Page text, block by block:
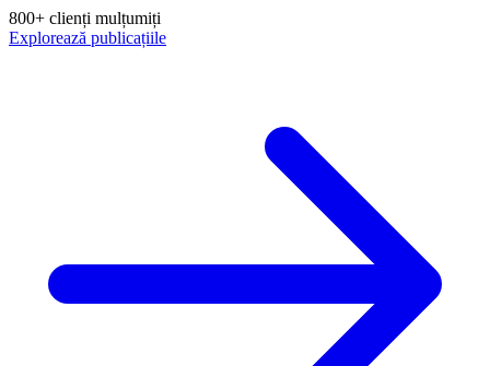
800+ clienți mulțumiți
Explorează publicațiile